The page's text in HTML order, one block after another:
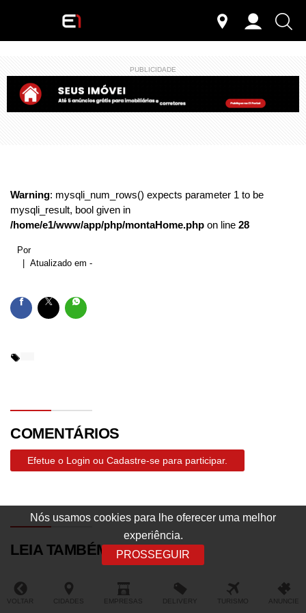
Nós usamos cookies para lhe oferecer uma melhor
experiência.
PROSSEGUIR
PUBLICIDADE
Warning: mysqli_num_rows() expects parameter 1 to be
mysqli_result, bool given in
/home/e1/www/app/php/montaHome.php on line 28
Por
| Atualizado em -
COMENTÁRIOS
Efetue o Login ou Cadastre-se para participar.
LEIA TAMBÉM
VOLTAR CIDADES EMPRESAS DELIVERY TURISMO ANUNCIE